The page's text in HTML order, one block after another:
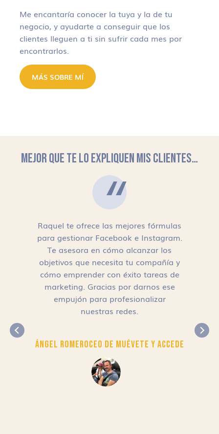
Me encantaría conocer la tuya y la de tu
negocio, y ayudarte a conseguir que los
clientes lleguen a ti sin sufrir cada mes por
encontrarlos.
MÁS SOBRE MÍ
MEJOR QUE TE LO EXPLIQUEN MIS CLIENTES…
Raquel te ofrece las mejores fórmulas
para gestionar Facebook e Instagram.
Te asesora en cómo alcanzar los
objetivos que necesita tu compañía y
cómo emprender con éxito tareas de
marketing. Gracias por darnos ese
empujón para profesionalizar
nuestras redes.
Ángel RomeroCEO de Muévete y Accede